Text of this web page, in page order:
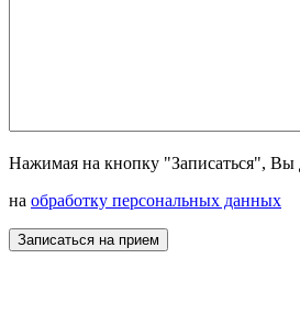
Нажимая на кнопку "Записаться", Вы
на обработку персональных данных